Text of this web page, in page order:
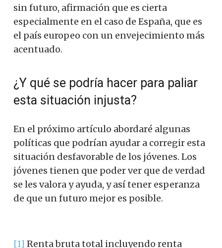
sin futuro, afirmación que es cierta
especialmente en el caso de España, que es
el país europeo con un envejecimiento más
acentuado.
¿Y qué se podría hacer para paliar
esta situación injusta?
En el próximo artículo abordaré algunas
políticas que podrían ayudar a corregir esta
situación desfavorable de los jóvenes. Los
jóvenes tienen que poderver que de verdad
se les valoray ayuda, y así tener esperanza
de que un futuro mejor es posible.
[1] Renta bruta total incluyendo renta